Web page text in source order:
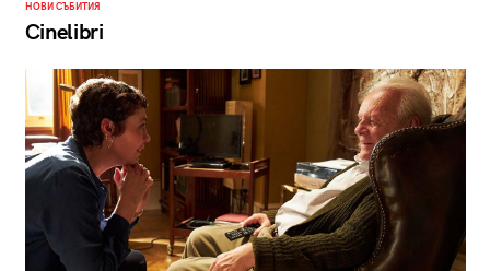
НОВИ СЪБИТИЯ
Cinelibri